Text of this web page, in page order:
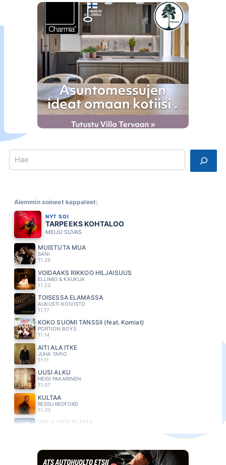
Search
Aiemmin soineet kappaleet:
NYT SOI
TARPEEKS KOHTALOO
MEIJU SUVAS
MUISTUTA MUA
SANI
11.26
VOIDAAKS RIKKOO HILJAISUUS
ELLIMEI & KAUKUA
11.23
TOISESSA ELÄMÄSSÄ
AUKUSTI KOIVISTO
11.17
KOKO SUOMI TANSSII (feat. Komiat)
PORTION BOYS
11.14
ÄITI ÄLÄ ITKE
JUHA TAPIO
11.11
UUSI ALKU
HEIDI PAKARINEN
11.07
KULTAA
RESSU REDFORD
11.03
VIELA YKSI ELAMA
ERIN
10.55